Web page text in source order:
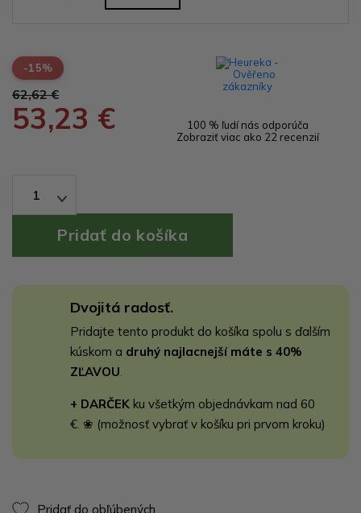
-15%
62,62 €
53,23 €
100 % ľudí nás odporúča
Zobraziť viac ako 22 recenzií
1
Dvojitá radosť.
Pridajte tento produkt do košíka spolu s ďalším
kúskom a druhý najlacnejší máte s 40%
ZĽAVOU
+ DARČEK ku všetkým objednávkam nad 60
€. ❀ (možnosť vybrať v košíku pri prvom kroku)
Pridať do obľúbených